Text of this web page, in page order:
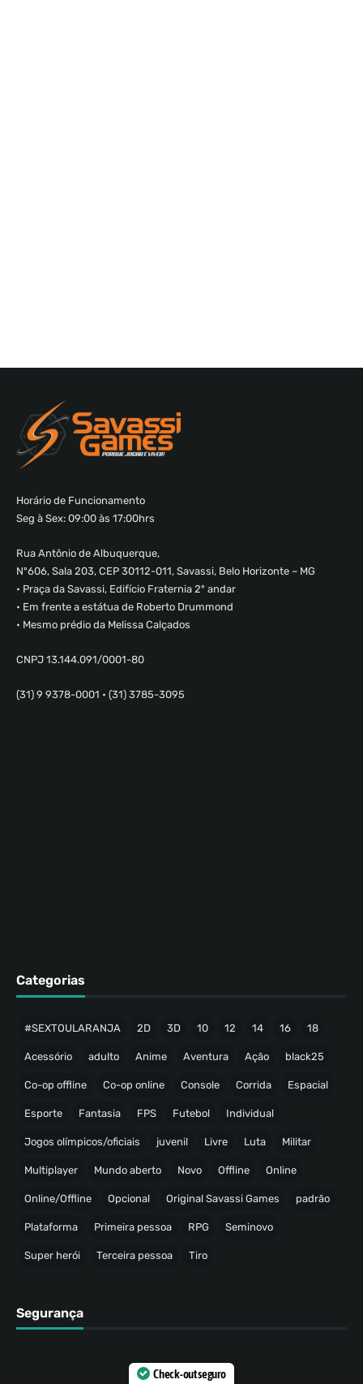
Horário de Funcionamento
Seg à Sex: 09:00 às 17:00hrs
Rua Antônio de Albuquerque,
Nº606, Sala 203, CEP 30112-011, Savassi, Belo Horizonte – MG
• Praça da Savassi, Edifício Fraternia 2º andar
• Em frente a estátua de Roberto Drummond
• Mesmo prédio da Melissa Calçados
CNPJ 13.144.091/0001-80
(31) 9 9378-0001 • (31) 3785-3095
Categorias
#SEXTOULARANJA 2D 3D 10 12 14 16 18
Acessório adulto Anime Aventura Ação black25
Co-op offline Co-op online Console Corrida Espacial
Esporte Fantasia FPS Futebol Individual
Jogos olímpicos/oficiais juvenil Livre Luta Militar
Multiplayer Mundo aberto Novo Offline Online
Online/Offline Opcional Original Savassi Games padrão
Plataforma Primeira pessoa RPG Seminovo
Super herói Terceira pessoa Tiro
Segurança
Check-out seguro